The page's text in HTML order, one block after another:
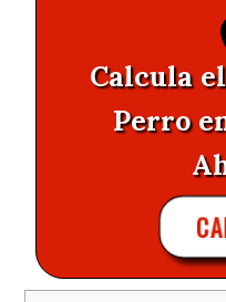
Calcula
Perro